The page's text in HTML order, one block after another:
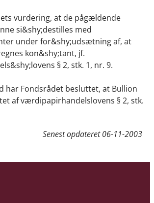
vurdering, at de pågældende
si&shy;destilles med
under for&shy;udsætning af, at
kon&shy;tant, jf.
§ 2, stk. 1, nr. 9.
har Fondsrådet besluttet, at Bullion
af værdipapirhandelslovens § 2, stk.
Senest opdateret06-11-2003